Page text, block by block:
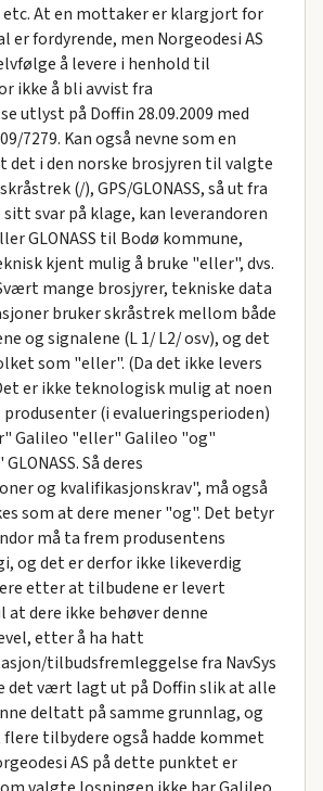
At en mottaker er klargjort for
er fordyrende, men Norgeodesi AS
å levere i henhold til
ikke å bli avvist fra
utlyst på Doffin 28.09.2009 med
7279. Kan også nevne som en
det i den norske brosjyren til valgte
(/), GPS/GLONASS, så ut fra
svar på klage, kan leverandoren
GLONASS til Bodø kommune,
kjent mulig å bruke "eller", dvs.
Svært mange brosjyrer, tekniske data
bruker skråstrek mellom både
og signalene (L 1/ L2/ osv), og det
som "eller". (Da det ikke levers
er ikke teknologisk mulig at noen
(i evalueringsperioden)
Galileo "eller" Galileo "og"
Så deres
og kvalifikasjonskrav", må også
som at dere mener "og". Det betyr
må ta frem produsentens
og det er derfor ikke likeverdig
etter at tilbudene er levert
dere ikke behøver denne
etter å ha hatt
tilbudsfremleggelse fra NavSys
det vært lagt ut på Doffin slik at alle
deltatt på samme grunnlag, og
tilbydere også hadde kommet
AS på dette punktet er